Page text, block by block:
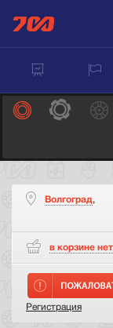
Волгоград,
в корзине нет
Регистрация